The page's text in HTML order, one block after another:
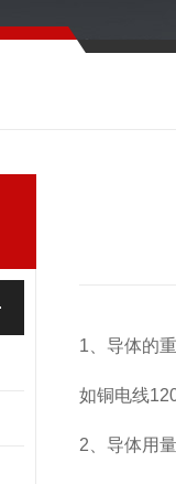
1、导体的
如铜电线
2、导体用